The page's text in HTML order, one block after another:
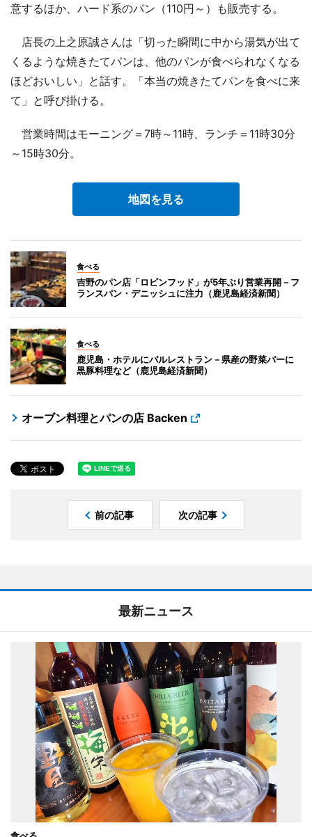
意するほか、ハード系のパン（110円～）も販売する。
店長の上之原誠さんは「切った瞬間に中から湯気が出て
くるような焼きたてパンは、他のパンが食べられなくなる
ほどおいしい」と話す。「本当の焼きたてパンを食べに来
て」と呼び掛ける。
営業時間はモーニング＝7時～11時、ランチ＝11時30分
～15時30分。
地図を見る
食べる
吉野のパン店「ロビンフッド」が5年ぶり営業再開－フ
ランスパン・デニッシュに注力（鹿児島経済新聞）
食べる
鹿児島・ホテルにバルレストラン－県産の野菜バーに
黒豚料理など（鹿児島経済新聞）
オーブン料理とパンの店 Backen
前の記事 次の記事
最新ニュース